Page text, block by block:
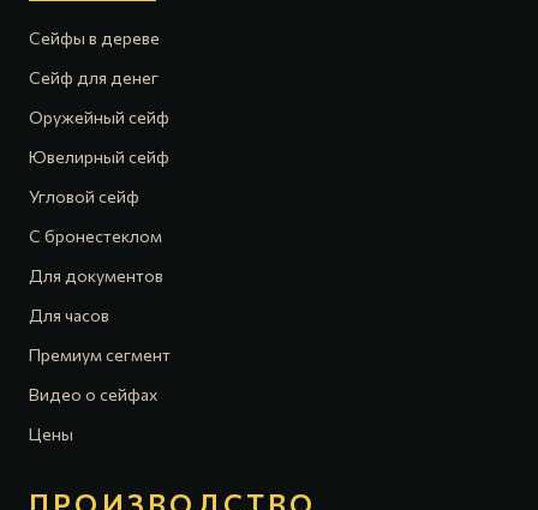
Сейфы в дереве
Сейф для денег
Оружейный сейф
Ювелирный сейф
Угловой сейф
С бронестеклом
Для документов
Для часов
Премиум сегмент
Видео о сейфах
Цены